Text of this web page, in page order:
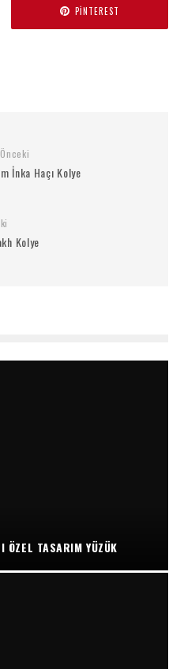
PINTEREST
Önceki
İnka Haçı Kolye
Kolye
ÖZEL TASARIM YÜZÜK